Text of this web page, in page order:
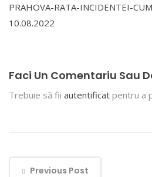
PRAHOVA-RATA-INCIDENTEI-
10.08.2022
Faci Un Comentariu Sau
Trebuie să fii autentificat pentru a
Previous Post